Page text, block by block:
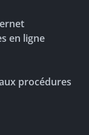
en ligne
procédures